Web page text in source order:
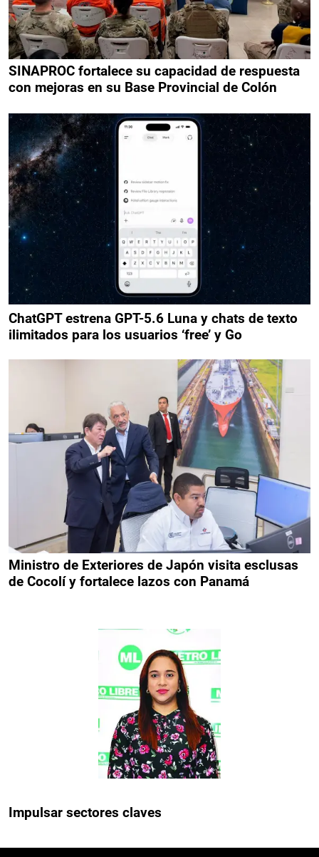
SINAPROC fortalece su capacidad de respuesta
con mejoras en su Base Provincial de Colón
ChatGPT estrena GPT-5.6 Luna y chats de texto
ilimitados para los usuarios ‘free’ y Go
Ministro de Exteriores de Japón visita esclusas
de Cocolí y fortalece lazos con Panamá
Impulsar sectores claves